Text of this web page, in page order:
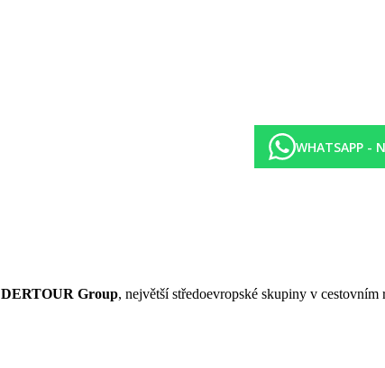
WHATSAPP -
DERTOUR Group, největší středoevropské skupiny v cestovním